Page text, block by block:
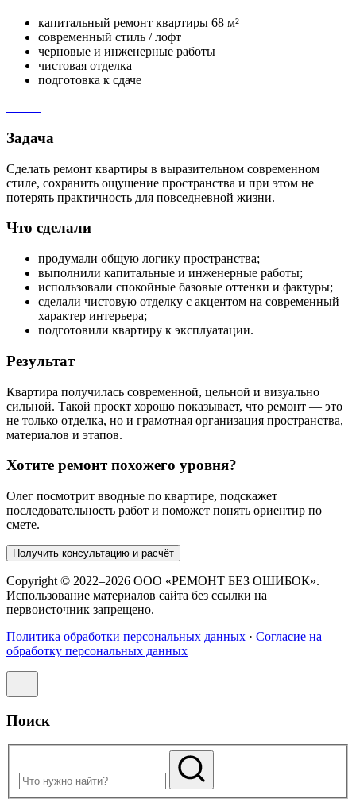
капитальный ремонт квартиры 68 м²
современный стиль / лофт
черновые и инженерные работы
чистовая отделка
подготовка к сдаче
Задача
Сделать ремонт квартиры в выразительном современном
стиле, сохранить ощущение пространства и при этом не
потерять практичность для повседневной жизни.
Что сделали
продумали общую логику пространства;
выполнили капитальные и инженерные работы;
использовали спокойные базовые оттенки и фактуры;
сделали чистовую отделку с акцентом на современный
характер интерьера;
подготовили квартиру к эксплуатации.
Результат
Квартира получилась современной, цельной и визуально
сильной. Такой проект хорошо показывает, что ремонт — это
не только отделка, но и грамотная организация пространства,
материалов и этапов.
Хотите ремонт похожего уровня?
Олег посмотрит вводные по квартире, подскажет
последовательность работ и поможет понять ориентир по
смете.
Получить консультацию и расчёт
Copyright © 2022–2026 ООО «РЕМОНТ БЕЗ ОШИБОК».
Использование материалов сайта без ссылки на
первоисточник запрещено.
Политика обработки персональных данных · Согласие на
обработку персональных данных
Поиск